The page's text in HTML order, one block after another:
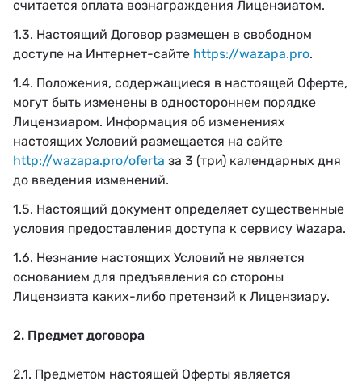
считается оплата вознаграждения Лицензиатом.
1.3. Настоящий Договор размещен в свободном
доступе на Интернет-сайте https://wazapa.pro.
1.4. Положения, содержащиеся в настоящей Оферте,
могут быть изменены в одностороннем порядке
Лицензиаром. Информация об изменениях
настоящих Условий размещается на сайте
http://wazapa.pro/oferta за 3 (три) календарных дня
до введения изменений.
1.5. Настоящий документ определяет существенные
условия предоставления доступа к сервису Wazapa.
1.6. Незнание настоящих Условий не является
основанием для предъявления со стороны
Лицензиата каких-либо претензий к Лицензиару.
2. Предмет договора
2.1. Предметом настоящей Оферты является